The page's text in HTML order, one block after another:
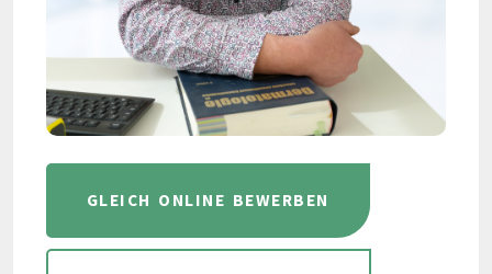
GLEICH ONLINE BEWERBEN